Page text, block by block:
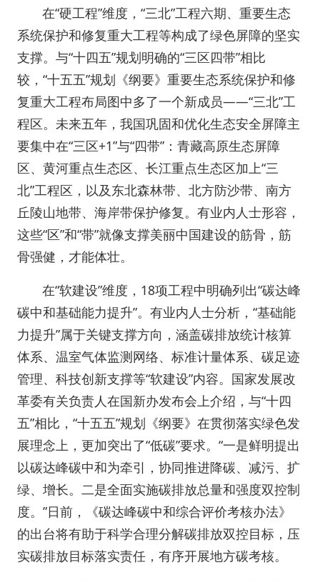
在“硬工程”维度，“三北”工程六期、重要生态
系统保护和修复重大工程等构成了绿色屏障的坚实
支撑。与“十四五”规划明确的“三区四带”相比
较，“十五五”规划《纲要》重要生态系统保护和修
复重大工程布局图中多了一个新成员——“三北”工
程区。未来五年，我国巩固和优化生态安全屏障主
要集中在“三区+1”与“四带”：青藏高原生态屏障
区、黄河重点生态区、长江重点生态区加上“三
北”工程区，以及东北森林带、北方防沙带、南方
丘陵山地带、海岸带保护修复。有业内人士形容，
这些“区”和“带”就像支撑美丽中国建设的筋骨，筋
骨强健，才能体壮。
在“软建设”维度，18项工程中明确列出“碳达峰
碳中和基础能力提升”。有业内人士分析，“基础能
力提升”属于关键支撑方向，涵盖碳排放统计核算
体系、温室气体监测网络、标准计量体系、碳足迹
管理、科技创新支撑等“软建设”内容。国家发展改
革委有关负责人在国新办发布会上介绍，与“十四
五”相比，“十五五”规划《纲要》在贯彻落实绿色发
展理念上，更加突出了“低碳”要求。“一是鲜明提出
以碳达峰碳中和为牵引，协同推进降碳、减污、扩
绿、增长。二是全面实施碳排放总量和强度双控制
度。”日前，《碳达峰碳中和综合评价考核办法》
的出台将有助于科学合理分解碳排放双控目标，压
实碳排放目标落实责任，有序开展地方碳考核。